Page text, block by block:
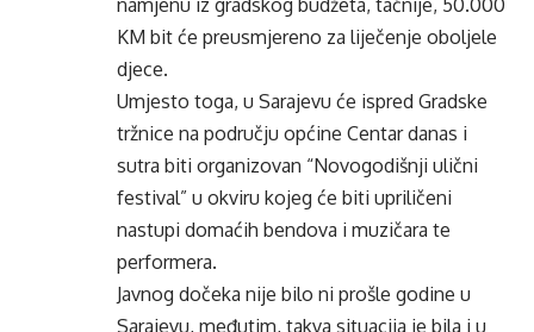
namjenu iz gradskog budžeta, tačnije, 50.000
KM bit će preusmjereno za liječenje oboljele
djece.
Umjesto toga, u Sarajevu će ispred Gradske
tržnice na području općine Centar danas i
sutra biti organizovan “Novogodišnji ulični
festival” u okviru kojeg će biti upriličeni
nastupi domaćih bendova i muzičara te
performera.
Javnog dočeka nije bilo ni prošle godine u
Sarajevu, međutim, takva situacija je bila i u